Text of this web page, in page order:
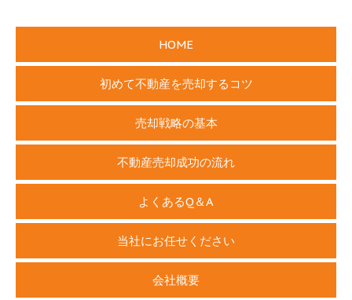
HOME
初めて不動産を売却するコツ
売却戦略の基本
不動産売却成功の流れ
よくあるQ＆A
当社にお任せください
会社概要